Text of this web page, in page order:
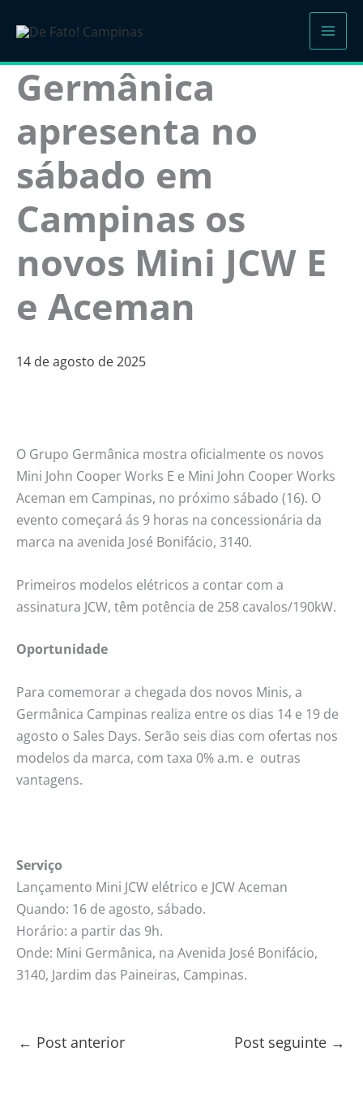
para
conteúdo
Germânica
apresenta no
sábado em
Campinas os
novos Mini JCW E
e Aceman
14 de agosto de 2025
O Grupo Germânica mostra oficialmente os novos
Mini John Cooper Works E e Mini John Cooper Works
Aceman em Campinas, no próximo sábado (16). O
evento começará ás 9 horas na concessionária da
marca na avenida José Bonifácio, 3140.
Primeiros modelos elétricos a contar com a
assinatura JCW, têm potência de 258 cavalos/190kW.
Oportunidade
Para comemorar a chegada dos novos Minis, a
Germânica Campinas realiza entre os dias 14 e 19 de
agosto o Sales Days. Serão seis dias com ofertas nos
modelos da marca, com taxa 0% a.m. e outras
vantagens.
Serviço
Lançamento Mini JCW elétrico e JCW Aceman
Quando: 16 de agosto, sábado.
Horário: a partir das 9h.
Onde: Mini Germânica, na Avenida José Bonifácio,
3140, Jardim das Paineiras, Campinas.
← Post anterior Post seguinte →